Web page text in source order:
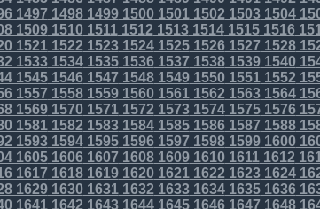
1497 14981499150015011502 15031504
1509151015111512 1513151415151516
15211522 15231524152515261527 1528
15331534153515361537 153815391540
154515461547 15481549155015511552
1557 15581559156015611562 15631564
1569157015711572 1573157415751576
15811582 15831584158515861587 1588
15931594159515961597 159815991600
160516061607 16081609161016111612
1617 16181619162016211622 16231624
1629163016311632 1633163416351636
16411642 16431644164516461647 1648